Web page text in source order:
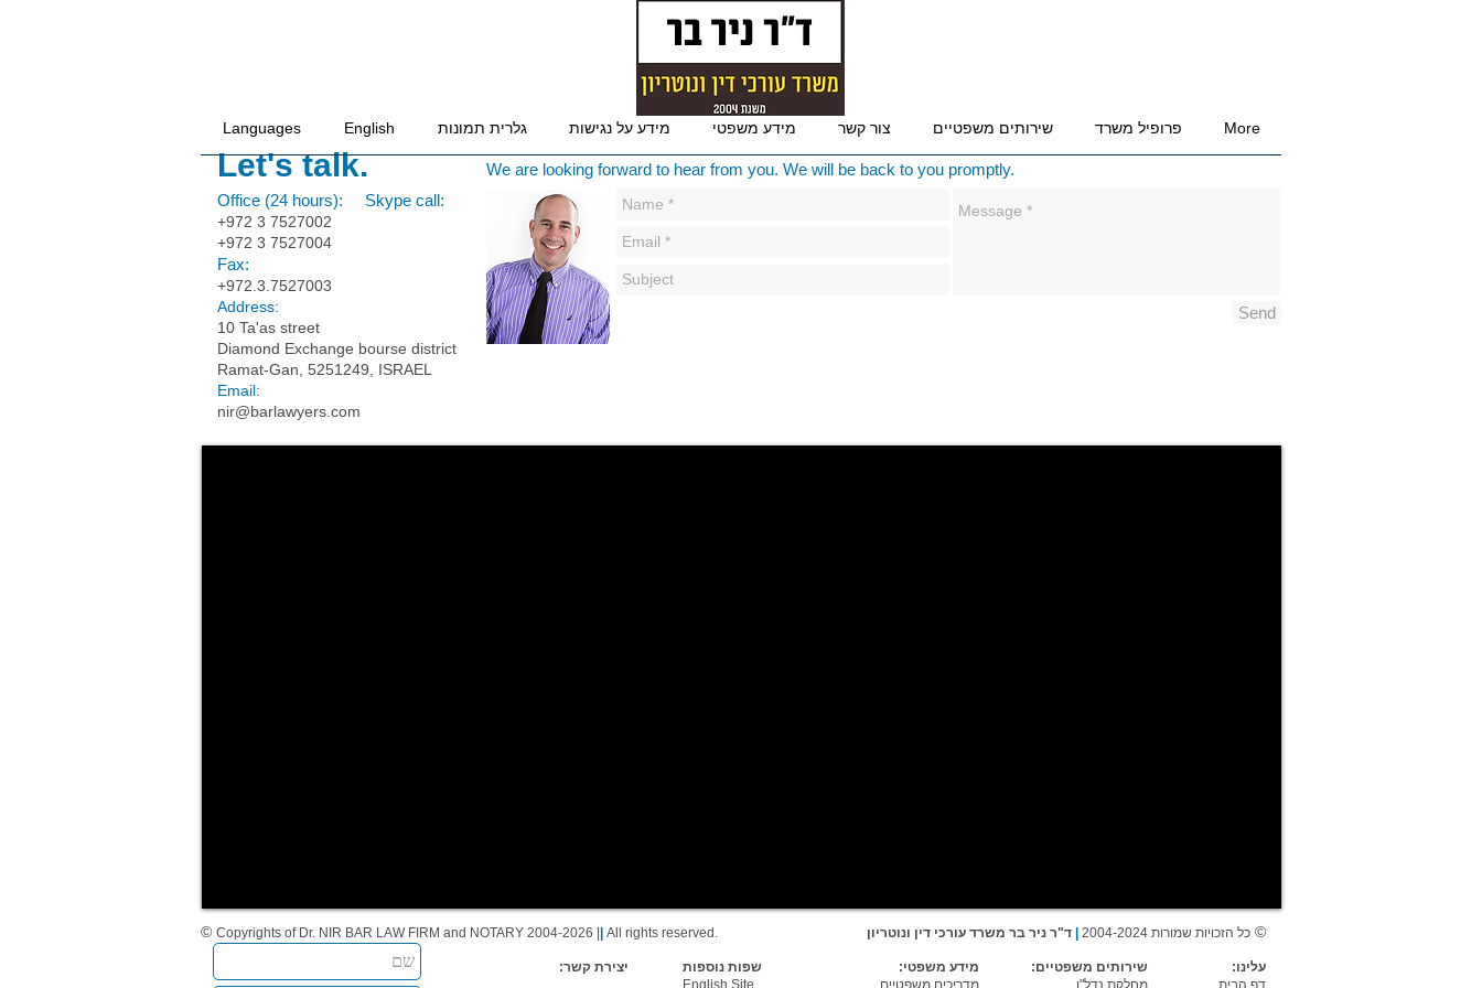
Let's talk.
We are looking forward to hear from you. We will be back to you promptly.
Office (24 hours): Skype call:
+972 3 7527002
+972 3 7527004
Fax:
+972.3.7527003
Address:
10 Ta'as street
Diamond Exchange bourse district
Ramat-Gan, 5251249, ISRAEL
Email:
nir@barlawyers.com
Send
Languages English גלרית תמונות מידע על נגישות מידע משפטי צור קשר שירותים משפטיים פרופיל משרד More
© Copyrights of Dr. NIR BAR LAW FIRM and NOTARY 2004-2026 | All rights reserved. © כל הזכויות שמורות 2004-2024 ד"ר ניר בר משרד עורכי דין ונוטריון
יצירת קשר:
שפות נוספות
English Site
מידע משפטי:
מדריכים משפטיים
שירותים משפטיים:
מחלקת נדל"ן
עלינו:
דף הבית